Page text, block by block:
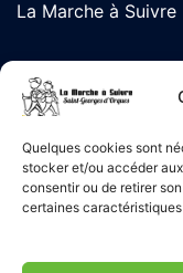
Quelques cookies sont
stocker et/ou accéder
consentir ou de retirer
certaines
La Marche à Suivre
L'association de
Liens Utiles
Politique de